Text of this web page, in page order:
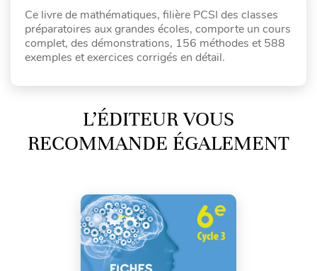
Ce livre de mathématiques, filière PCSI des classes
préparatoires aux grandes écoles, comporte un cours
complet, des démonstrations, 156 méthodes et 588
exemples et exercices corrigés en détail.
L’ÉDITEUR VOUS
RECOMMANDE ÉGALEMENT